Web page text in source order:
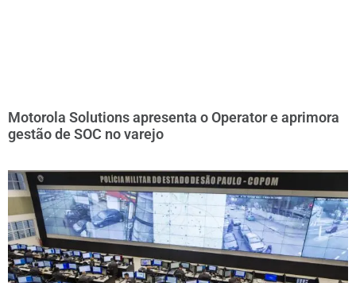
Motorola Solutions apresenta o Operator e aprimora
gestão de SOC no varejo